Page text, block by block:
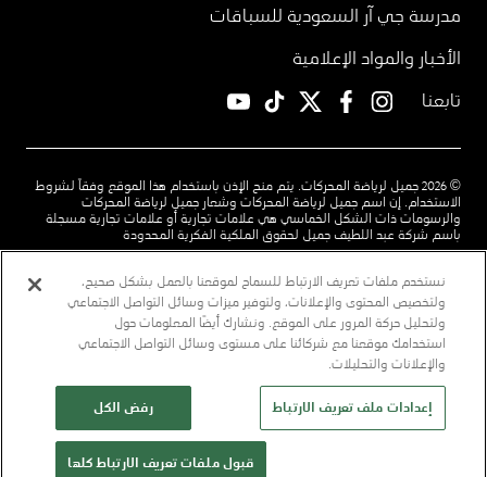
مدرسة جي آر السعودية للسباقات
الأخبار والمواد الإعلامية
تابعنا
instagram
facebook
twitter
TikTok
© 2026 جميل لرياضة المحركات. يتم منح الإذن باستخدام هذا الموقع وفقاً لشروط
الاستخدام. إن اسم جميل لرياضة المحركات وشعار جميل لرياضة المحركات
والرسومات ذات الشكل الخماسي هي علامات تجارية أو علامات تجارية مسجلة
باسم شركة عبد اللطيف جميل لحقوق الملكية الفكرية المحدودة
قم بتنزيل تطبيق رؤى لدينا تابعنا
alj.com
jimco.com
نستخدم ملفات تعريف الارتباط للسماح لموقعنا بالعمل بشكل صحيح،
ولتخصيص المحتوى والإعلانات، ولتوفير ميزات وسائل التواصل الاجتماعي
ولتحليل حركة المرور على الموقع. ونشارك أيضًا المعلومات حول
استخدامك موقعنا مع شركائنا على مستوى وسائل التواصل الاجتماعي
والإعلانات والتحليلات.
إعدادات ملف تعريف الارتباط
رفض الكل
قبول ملفات تعريف الارتباط كلها